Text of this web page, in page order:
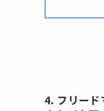
4. フリー